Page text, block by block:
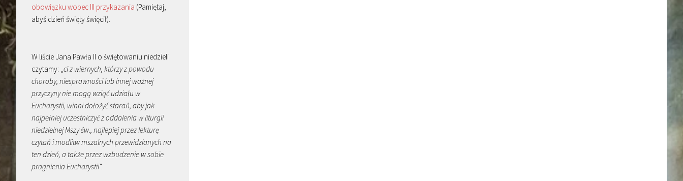
obowiązku wobec III przykazania (Pamiętaj,
abyś dzień święty święcił).
W liście Jana Pawła II o świętowaniu niedzieli
czytamy: „ci z wiernych, którzy z powodu
choroby, niesprawności lub innej ważnej
przyczyny nie mogą wziąć udziału w
Eucharystii, winni dołożyć starań, aby jak
najpełniej uczestniczyć z oddalenia w liturgii
niedzielnej Mszy św., najlepiej przez lekturę
czytań i modlitw mszalnych przewidzianych na
ten dzień, a także przez wzbudzenie w sobie
pragnienia Eucharystii”.